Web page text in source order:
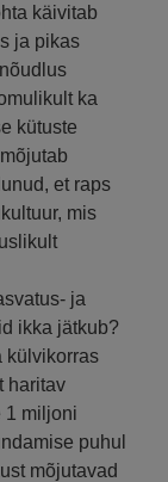
käivitab
ja pikas
ka
kütuste
et raps
mis
ja
ikka jätkub?
külvikorras
haritav
1 miljoni
puhul
mõjutavad